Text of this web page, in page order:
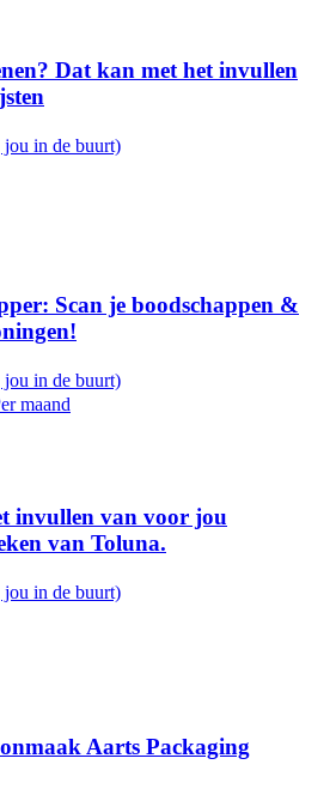
Dat kan met het invullen
in de buurt)
Scan je boodschappen &
in de buurt)
maand
invullen van voor jou
van Toluna.
in de buurt)
Aarts Packaging